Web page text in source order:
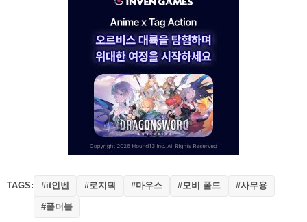
TAGS: #it인벤 #로지텍 #마우스 #모비 폴드 #사무용
#폴더블